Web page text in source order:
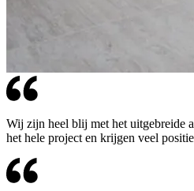
Wij zijn heel blij met het uitgebreide
het hele project en krijgen veel